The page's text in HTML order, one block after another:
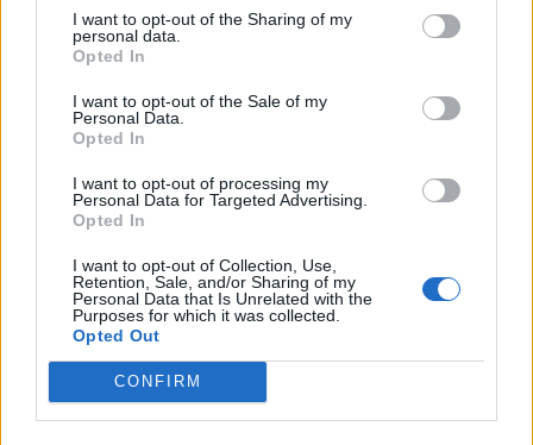
I want to opt-out of the Sharing of my
personal data.
Opted In
I want to opt-out of the Sale of my
Personal Data.
Opted In
I want to opt-out of processing my
Personal Data for Targeted Advertising.
Opted In
I want to opt-out of Collection, Use,
Retention, Sale, and/or Sharing of my
Personal Data that Is Unrelated with the
Purposes for which it was collected.
Opted Out
CONFIRM